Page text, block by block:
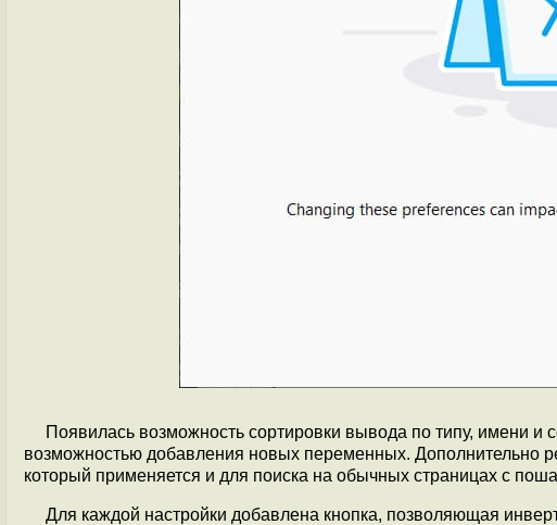
Появилась возможность сортировки вывода по типу, имени
возможностью добавления новых переменных. Дополнительно
который применяется и для поиска на обычных страницах с
Для каждой настройки добавлена кнопка, позволяющая